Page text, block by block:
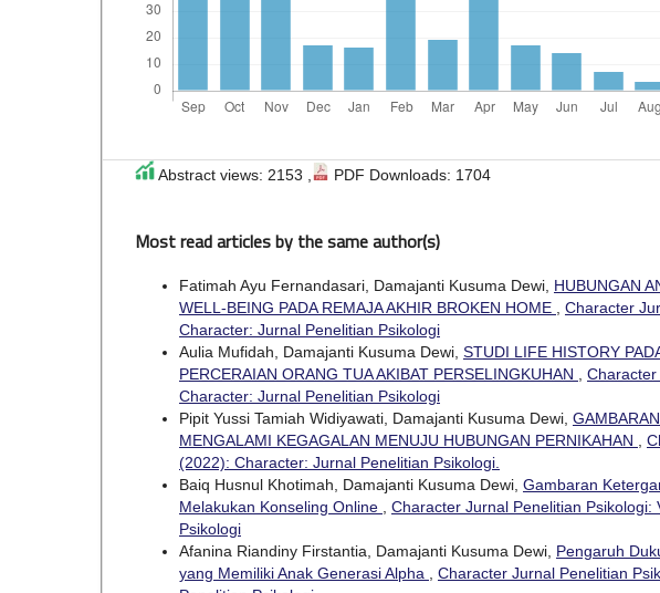
Abstract views: 2153 , PDF Downloads: 1704
Most read articles by the same author(s)
Fatimah Ayu Fernandasari, Damajanti Kusuma Dewi, HUBUNGAN
WELL-BEING PADA REMAJA AKHIR BROKEN HOME
Character
Character: Jurnal Penelitian Psikologi
Aulia Mufidah, Damajanti Kusuma Dewi, STUDI LIFE HISTORY
PERCERAIAN ORANG TUA AKIBAT PERSELINGKUHAN
Character
Character: Jurnal Penelitian Psikologi
Pipit Yussi Tamiah Widiyawati, Damajanti Kusuma Dewi,
MENGALAMI KEGAGALAN MENUJU HUBUNGAN PERNIKAHAN
(2022): Character: Jurnal Penelitian Psikologi.
Baiq Husnul Khotimah, Damajanti Kusuma Dewi, Gambaran
Melakukan Konseling Online
Character Jurnal Penelitian
Psikologi
Afanina Riandiny Firstantia, Damajanti Kusuma Dewi, Pengaruh
yang Memiliki Anak Generasi Alpha
Character Jurnal Penelitian